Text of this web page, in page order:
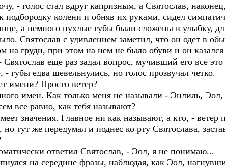
- голос стал вдруг капризным, а Святослав,
подбородку колени и обняв их руками, сидел
а немного пухлые губы были сложены в улыбку,
Святослав с удивлением заметил, что он одет в
на груди, при этом на нем не было обуви и он
еще раз задал вопрос, мучивший его все это
- губы едва шевельнулись, но голос прозвучал четко.
имени? Просто ветер?
имен. Как только меня не называли - Энлиль,
все равно, как тебя называют?
значения. Главное ни как называют, а кто, -
но тут же передумал и поднес ко рту Святослава,
ответил Святослав, - Эол, я не понимаю...
на середине фразы, наблюдая, как Эол,